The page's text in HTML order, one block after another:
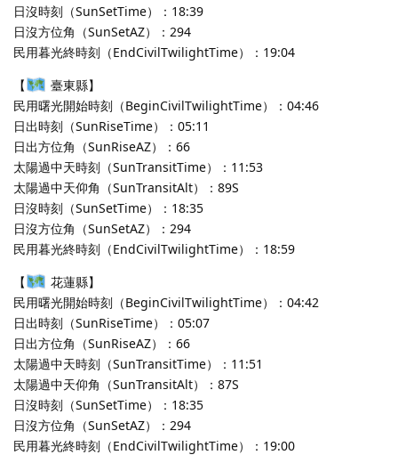
日沒時刻（SunSetTime）：18:39
日沒方位角（SunSetAZ）：294
民用暮光終時刻（EndCivilTwilightTime）：19:04
【
臺東縣】
民用曙光開始時刻（BeginCivilTwilightTime）：04:46
日出時刻（SunRiseTime）：05:11
日出方位角（SunRiseAZ）：66
太陽過中天時刻（SunTransitTime）：11:53
太陽過中天仰角（SunTransitAlt）：89S
日沒時刻（SunSetTime）：18:35
日沒方位角（SunSetAZ）：294
民用暮光終時刻（EndCivilTwilightTime）：18:59
【
花蓮縣】
民用曙光開始時刻（BeginCivilTwilightTime）：04:42
日出時刻（SunRiseTime）：05:07
日出方位角（SunRiseAZ）：66
太陽過中天時刻（SunTransitTime）：11:51
太陽過中天仰角（SunTransitAlt）：87S
日沒時刻（SunSetTime）：18:35
日沒方位角（SunSetAZ）：294
民用暮光終時刻（EndCivilTwilightTime）：19:00